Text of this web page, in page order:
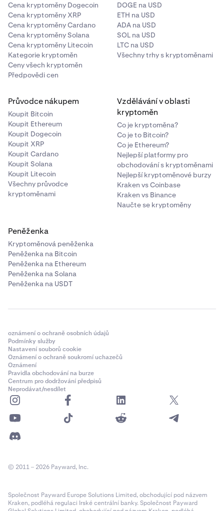
Cena kryptoměny Dogecoin
Cena kryptoměny XRP
Cena kryptoměny Cardano
Cena kryptoměny Solana
Cena kryptoměny Litecoin
Kategorie kryptoměn
Ceny všech kryptoměn
Předpovědi cen
DOGE na USD
ETH na USD
ADA na USD
SOL na USD
LTC na USD
Všechny trhy s kryptoměnami
Průvodce nákupem
Koupit Bitcoin
Koupit Ethereum
Koupit Dogecoin
Koupit XRP
Koupit Cardano
Koupit Solana
Koupit Litecoin
Všechny průvodce
kryptoměnami
Vzdělávání v oblasti
kryptoměn
Co je kryptoměna?
Co je to Bitcoin?
Co je Ethereum?
Nejlepší platformy pro
obchodování s kryptoměnami
Nejlepší kryptoměnové burzy
Kraken vs Coinbase
Kraken vs Binance
Naučte se kryptoměny
Peněženka
Kryptoměnová peněženka
Peněženka na Bitcoin
Peněženka na Ethereum
Peněženka na Solana
Peněženka na USDT
oznámení o ochraně osobních údajů
Podmínky služby
Nastavení souborů cookie
Oznámení o ochraně soukromí uchazečů
Oznámení
Pravidla obchodování na burze
Centrum pro dodržování předpisů
Neprodávat/nesdílet
© 2011 – 2026 Payward, Inc.
Společnost Payward Europe Solutions Limited, obchodující pod názvem
Kraken, podléhá regulaci Irské centrální banky. Společnost Payward